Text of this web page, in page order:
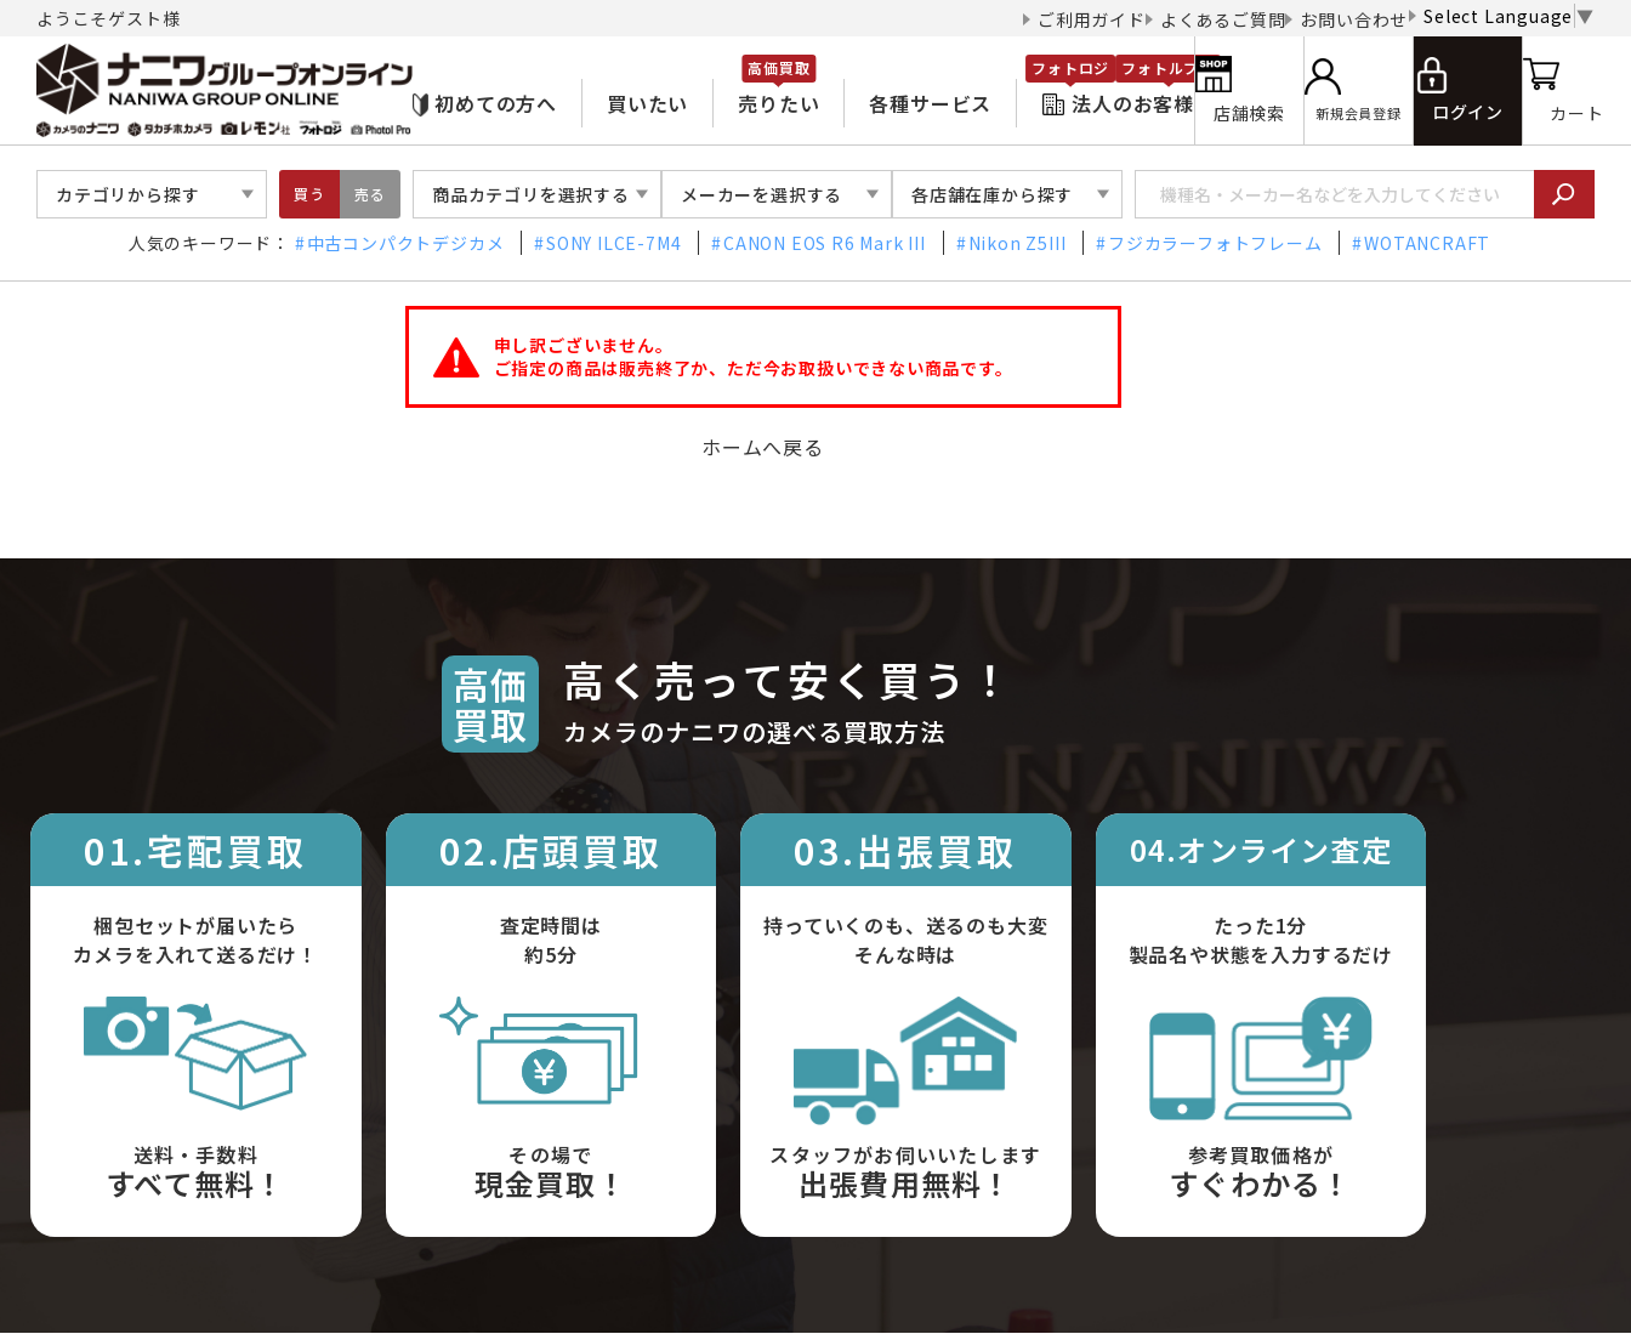
ようこそゲスト様 ご利用ガイド よくあるご質問 お問い合わせ Select Language ▼
初めての方へ 買いたい 売りたい
高価買取
各種サービス 法人のお客様
フォトロジ フォトルプロ
店舗検索 新規会員登録 ログイン カート
カテゴリから探す 買う 売る 商品カテゴリを選択する メーカーを選択する 各店舗在庫から探す
人気のキーワード： 中古コンパクトデジカメ SONY ILCE-7M4 CANON EOS R6 Mark III Nikon Z5III フジカラーフォトフレーム WOTANCRAFT
申し訳ございません。
ご指定の商品は販売終了か、ただ今お取扱いできない商品です。
ホームへ戻る
高価
買取
高く売って安く買う！
カメラのナニワの選べる買取方法
01.宅配買取
梱包セットが届いたら
カメラを入れて送るだけ！
送料・手数料
すべて無料！
02.店頭買取
査定時間は
約5分
その場で
現金買取！
03.出張買取
持っていくのも、送るのも大変
そんな時は
スタッフがお伺いいたします
出張費用無料！
04.オンライン査定
たった1分
製品名や状態を入力するだけ
参考買取価格が
すぐわかる！